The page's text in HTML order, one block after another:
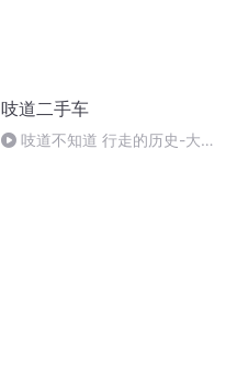
吱道二手车
吱道不知道 行走的历史-大众